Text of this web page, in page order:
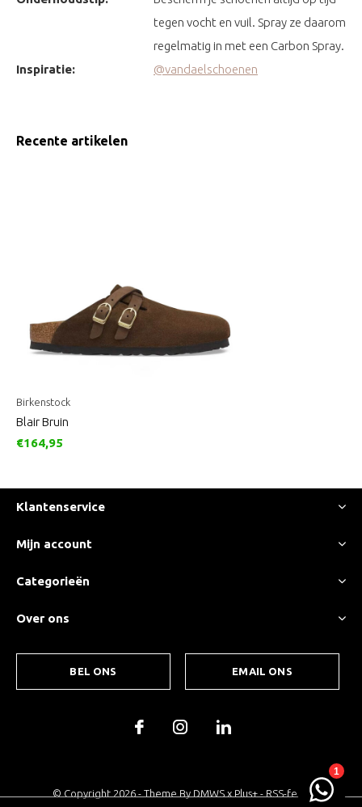
tegen vocht en vuil. Spray ze daarom
regelmatig in met een Carbon Spray.
Inspiratie:
@vandaelschoenen
Recente artikelen
Birkenstock
Blair Bruin
€164,95
Klantenservice
Mijn account
Categorieën
Over ons
BEL ONS EMAIL ONS
© Copyright 2026- Theme By DMWSx Plus+- RSS-feed